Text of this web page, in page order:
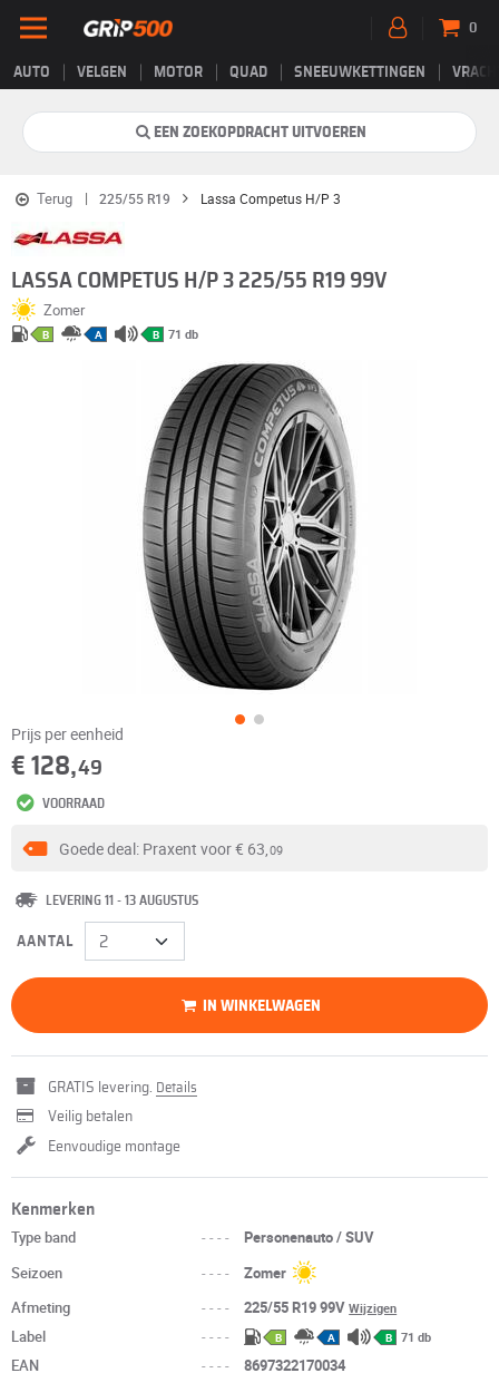
AUTO VELGEN MOTOR QUAD SNEEUWKETTINGEN
0
EEN ZOEKOPDRACHT UITVOEREN
Terug 225/55 R19 Lassa Competus H/P 3
LASSA COMPETUS H/P 3 225/55 R19 99V
Zomer
B A B 71 db
Prijs per eenheid
€ 128,49
VOORRAAD
Goede deal: Praxent voor€ 63,09
LEVERING 11 - 13 AUGUSTUS
AANTAL
IN WINKELWAGEN
GRATIS levering. Details
Veilig betalen
Eenvoudige montage
Kenmerken
Type band ----
Personenauto / SUV
Seizoen
----
Zomer
Afmeting
---- 225/55 R19 99VWijzigen
Label ---- B A B 71 db
EAN ----
8697322170034